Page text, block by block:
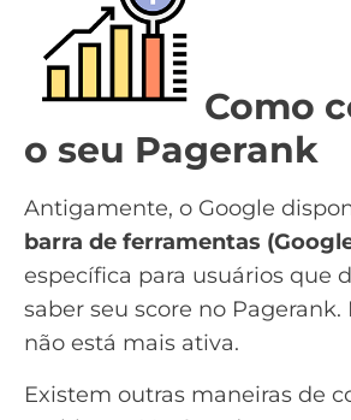
Como
o seu Pagerank
Antigamente, o Google
barra de ferramentas
específica para usuários que
saber seu score no Pagerank.
não está mais ativa.
Existem outras maneiras de